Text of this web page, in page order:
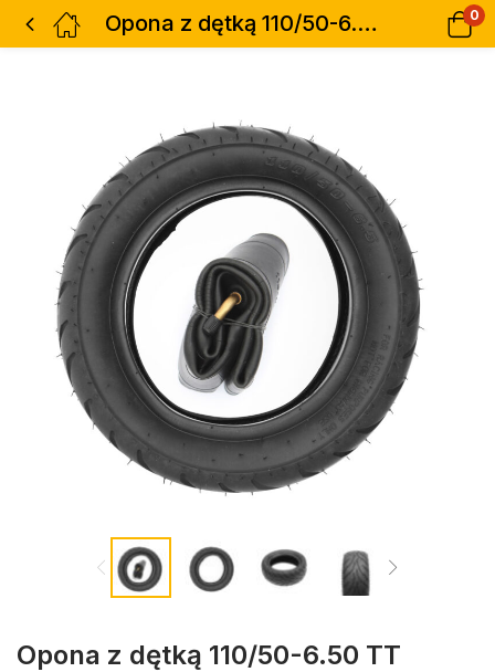
Opona z dętką 110/50-6.50 TT ANYUNFEN ONYX 0
Opona z dętką 110/50-6.50 TT